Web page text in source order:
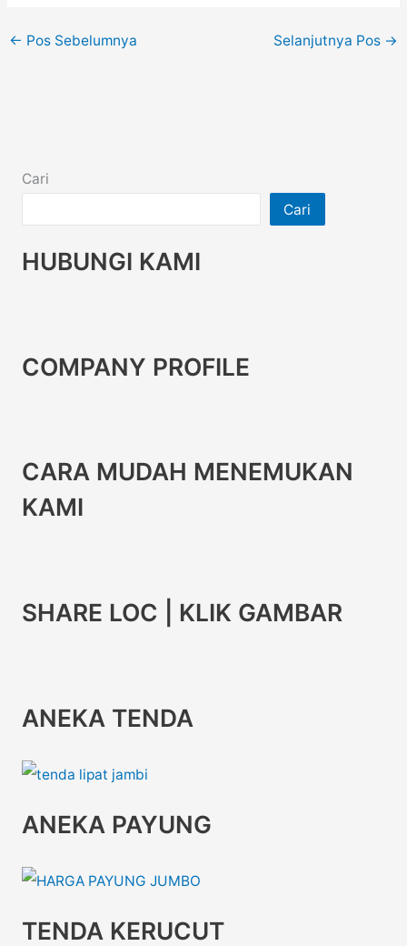
← Pos Sebelumnya Selanjutnya Pos →
Cari
Cari
HUBUNGI KAMI
COMPANY PROFILE
CARA MUDAH MENEMUKAN
KAMI
SHARE LOC | KLIK GAMBAR
ANEKA TENDA
ANEKA PAYUNG
TENDA KERUCUT